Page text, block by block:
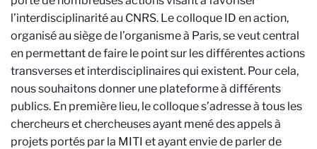
l’interdisciplinarité au CNRS. Le colloque ID en action,
organisé au siège de l’organisme à Paris, se veut central
en permettant de faire le point sur les différentes actions
transverses et interdisciplinaires qui existent. Pour cela,
nous souhaitons donner une plateforme à différents
publics. En première lieu, le colloque s’adresse à tous les
chercheurs et chercheuses ayant mené des appels à
projets portés par la MITI et ayant envie de parler de